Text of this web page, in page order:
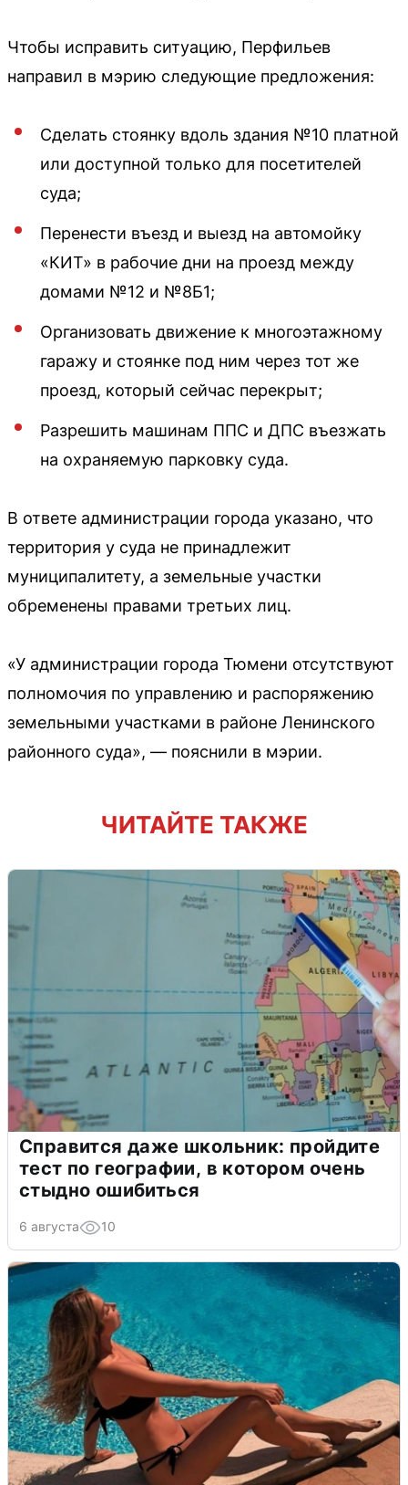
Чтобы исправить ситуацию, Перфильев
направил в мэрию следующие предложения:
Сделать стоянку вдоль здания №10 платной
или доступной только для посетителей
суда;
Перенести въезд и выезд на автомойку
«КИТ» в рабочие дни на проезд между
домами №12 и №8Б1;
Организовать движение к многоэтажному
гаражу и стоянке под ним через тот же
проезд, который сейчас перекрыт;
Разрешить машинам ППС и ДПС въезжать
на охраняемую парковку суда.
В ответе администрации города указано, что
территория у суда не принадлежит
муниципалитету, а земельные участки
обременены правами третьих лиц.
«У администрации города Тюмени отсутствуют
полномочия по управлению и распоряжению
земельными участками в районе Ленинского
районного суда», — пояснили в мэрии.
ЧИТАЙТЕ ТАКЖЕ
Справится даже школьник: пройдите
тест по географии, в котором очень
стыдно ошибиться
6 августа 10